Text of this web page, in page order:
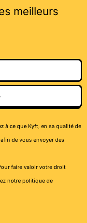
meilleurs
à ce que Kyft, en sa qualité de
de vous envoyer des
faire valoir votre droit
notre politique de